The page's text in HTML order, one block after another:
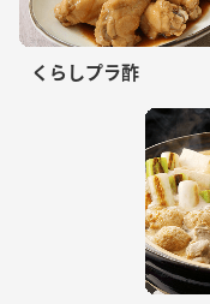
くらしプラ酢